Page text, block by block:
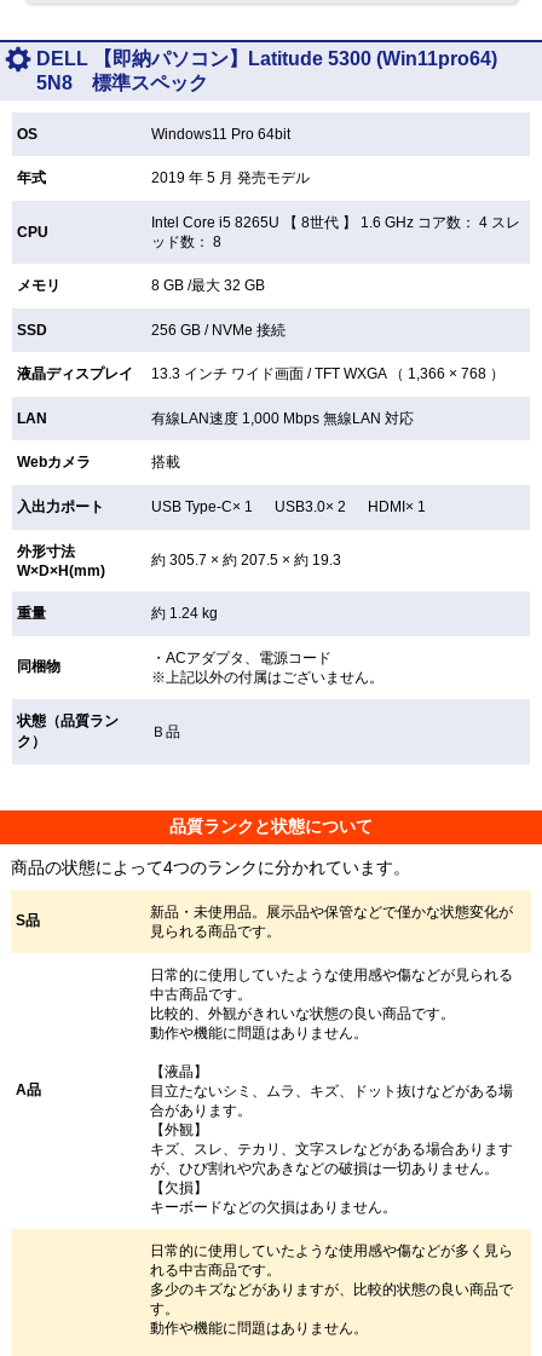
DELL 【即納パソコン】Latitude 5300 (Win11pro64)
5N8 標準スペック
OS Windows11 Pro 64bit
年式 2019 年 5 月 発売モデル
CPU
Intel Core i5 8265U 【8世代 】 1.6 GHz コア数： 4 スレ
ッド数： 8
メモリ 8 GB /最大 32 GB
SSD 256 GB / NVMe 接続
液晶ディスプレイ 13.3 インチ ワイド画面 /TFTWXGA （ 1,366 × 768 ）
LAN 有線LAN速度 1,000 Mbps 無線LAN対応
Webカメラ 搭載
入出力ポート USB Type-C× 1 USB3.0× 2 HDMI× 1
外形寸法
W×D×H(mm)
約 305.7 × 約 207.5 × 約 19.3
重量 約 1.24 kg
同梱物
・ACアダプタ、電源コード
※上記以外の付属はございません。
状態（品質ラン
ク）
Ｂ品
品質ランクと状態について
商品の状態によって4つのランクに分かれています。
S品
新品・未使用品。展示品や保管などで僅かな状態変化が
見られる商品です。
A品
日常的に使用していたような使用感や傷などが見られる
中古商品です。
比較的、外観がきれいな状態の良い商品です。
動作や機能に問題はありません。
【液晶】
目立たないシミ、ムラ、キズ、ドット抜けなどがある場
合があります。
【外観】
キズ、スレ、テカリ、文字スレなどがある場合あります
が、ひび割れや穴あきなどの破損は一切ありません。
【欠損】
キーボードなどの欠損はありません。
日常的に使用していたような使用感や傷などが多く見ら
れる中古商品です。
多少のキズなどがありますが、比較的状態の良い商品で
す。
動作や機能に問題はありません。